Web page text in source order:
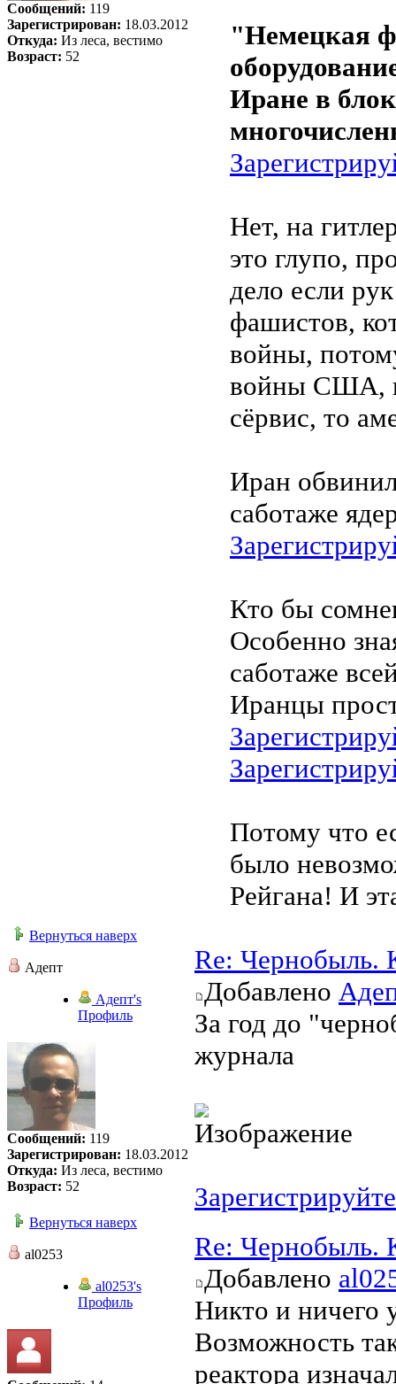
Сообщений: 119
Зарегистрирован: 18.03.2012
Откуда: Из леса, вестимо
Возраст: 52
"Немецкая
Иране в
Нет, на
это глупо,
дело если
фашистов,
войны,
войны США, и
сёрвис, то
Иран
саботаже
Кто бы
Особенно
саботаже
Иранцы
Потому что
было
Рейгана! И
Вернуться наверх
Адепт
Адепт's
Профиль
Сообщений: 119
Зарегистрирован: 18.03.2012
Откуда: Из леса, вестимо
Возраст: 52
Re: Чернобыль.
Добавлено
За год до
журнала
Вернуться наверх
al0253
al0253's
Профиль
Re: Чернобыль.
Добавлено
Никто и
Возможность
реактора